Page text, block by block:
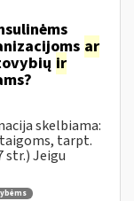
ar
ir
skelbiama:
tarpt.
str.) Jeigu